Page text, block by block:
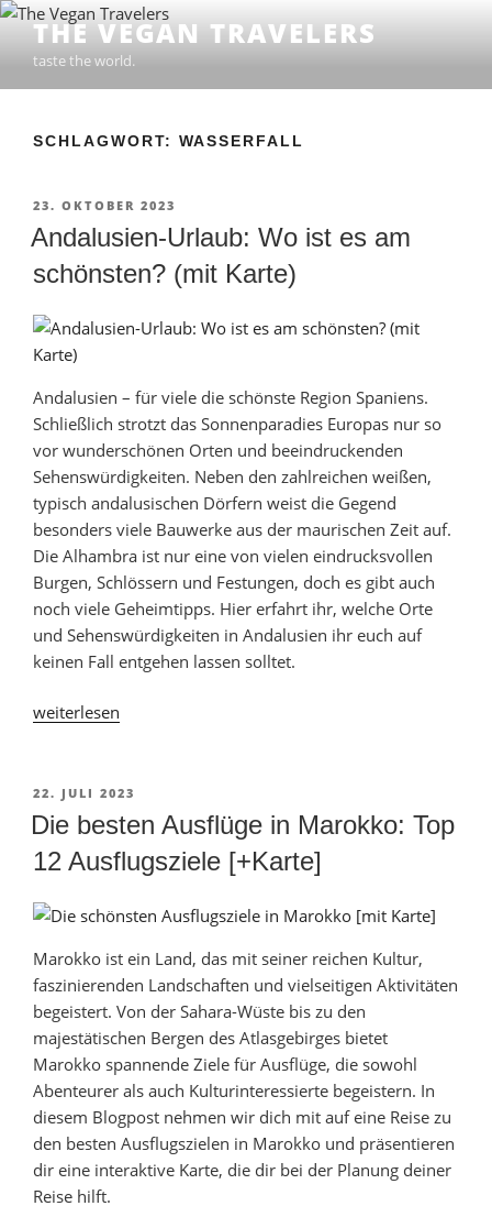
Zum
Inhalt
springen
THE VEGAN TRAVELERS
taste the world.
SCHLAGWORT: WASSERFALL
VERÖFFENTLICHT
AM
23. OKTOBER 2023
Andalusien-Urlaub: Wo ist es am
schönsten? (mit Karte)
Andalusien – für viele die schönste Region Spaniens.
Schließlich strotzt das Sonnenparadies Europas nur so
vor wunderschönen Orten und beeindruckenden
Sehenswürdigkeiten. Neben den zahlreichen weißen,
typisch andalusischen Dörfern weist die Gegend
besonders viele Bauwerke aus der maurischen Zeit auf.
Die Alhambra ist nur eine von vielen eindrucksvollen
Burgen, Schlössern und Festungen, doch es gibt auch
noch viele Geheimtipps. Hier erfahrt ihr, welche Orte
und Sehenswürdigkeiten in Andalusien ihr euch auf
keinen Fall entgehen lassen solltet.
„Andalusien-
ist
es
schönsten?
(mit
Karte)“
weiterlesen
VERÖFFENTLICHT
AM
22. JULI 2023
Die besten Ausflüge in Marokko: Top
12 Ausflugsziele [+Karte]
Marokko ist ein Land, das mit seiner reichen Kultur,
faszinierenden Landschaften und vielseitigen Aktivitäten
begeistert. Von der Sahara-Wüste bis zu den
majestätischen Bergen des Atlasgebirges bietet
Marokko spannende Ziele für Ausflüge, die sowohl
Abenteurer als auch Kulturinteressierte begeistern. In
diesem Blogpost nehmen wir dich mit auf eine Reise zu
den besten Ausflugszielen in Marokko und präsentieren
dir eine interaktive Karte, die dir bei der Planung deiner
Reise hilft.